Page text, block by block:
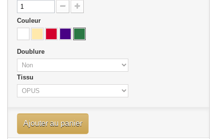
Couleur
Doublure
Tissu
Ajouter au panier